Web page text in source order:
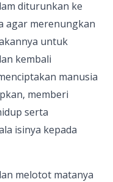
diturunkan ke
agar merenungkan
untuk
kembali
manusia
memberi
serta
isinya kepada
melotot matanya